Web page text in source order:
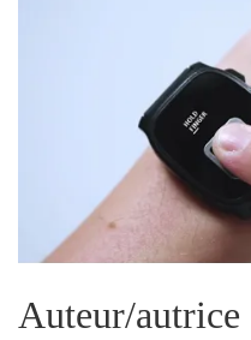
Auteur/autrice